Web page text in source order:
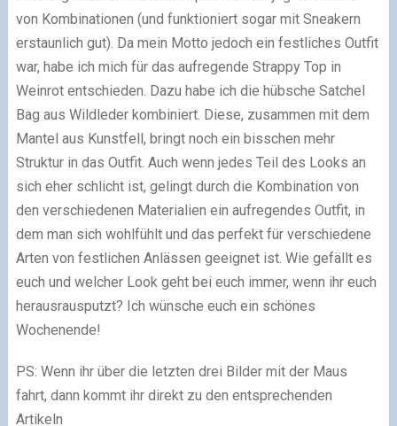
von Kombinationen (und funktioniert sogar mit Sneakern
erstaunlich gut). Da mein Motto jedoch ein festliches Outfit
war, habe ich mich für das aufregende Strappy Top in
Weinrot entschieden. Dazu habe ich die hübsche Satchel
Bag aus Wildleder kombiniert. Diese, zusammen mit dem
Mantel aus Kunstfell, bringt noch ein bisschen mehr
Struktur in das Outfit. Auch wenn jedes Teil des Looks an
sich eher schlicht ist, gelingt durch die Kombination von
den verschiedenen Materialien ein aufregendes Outfit, in
dem man sich wohlfühlt und das perfekt für verschiedene
Arten von festlichen Anlässen geeignet ist. Wie gefällt es
euch und welcher Look geht bei euch immer, wenn ihr euch
herausrausputzt? Ich wünsche euch ein schönes
Wochenende!
PS: Wenn ihr über die letzten drei Bilder mit der Maus
fahrt, dann kommt ihr direkt zu den entsprechenden
Artikeln